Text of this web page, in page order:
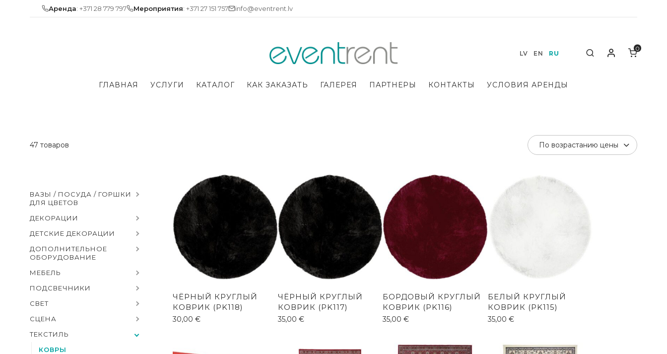
Аренда: +371 28 779 797 Мероприятия: +371 27 151 757 info@eventrent.lv
ГЛАВНАЯ УСЛУГИ КАТАЛОГ КАК ЗАКАЗАТЬ ГАЛЕРЕЯ ПАРТНЕРЫ КОНТАКТЫ УСЛОВИЯ АРЕНДЫ
LV EN RU Search Мой аккаунт
0
47 товаров
ВАЗЫ / ПОСУДА / ГОРШКИ
ДЛЯ ЦВЕТОВ
ДЕКОРАЦИИ
ДЕТСКИЕ ДЕКОРАЦИИ
ДОПОЛНИТЕЛЬНОЕ
ОБОРУДОВАНИЕ
МЕБЕЛЬ
ПОДСВЕЧНИКИ
СВЕТ
СЦЕНА
ТЕКСТИЛЬ
КОВРЫ
ЧЁРНЫЙ КРУГЛЫЙ
КОВРИК (PK118)
30,00€
ЧЁРНЫЙ КРУГЛЫЙ
КОВРИК (PK117)
35,00 €
БОРДОВЫЙ КРУГЛЫЙ
КОВРИК (PK116)
35,00€
БЕЛЫЙ КРУГЛЫЙ
КОВРИК (PK115)
35,00 €